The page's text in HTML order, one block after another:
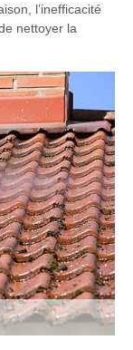
l’inefficacité
nettoyer la